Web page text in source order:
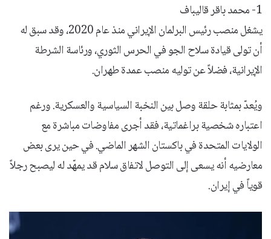
1- محمد باقر قاليباف
يشغل منصب رئيس البرلمان الإيراني منذ عام 2020، وقد سبق له
أن تولى قيادة سلاح الجو في الحرس الثوري، ورئاسة الشرطة
الإيرانية، فضلاً عن توليه منصب عمدة طهران.
ويُعدّ بمثابة حلقة وصل بين النخبة السياسية والعسكرية. ورغم
اعتباره شخصية براغماتية، فقد أجرى مفاوضات مباشرة مع
الولايات المتحدة في باكستان الشهر الماضي. في حين يرى بعض
معارضيه أنه يسعى إلى التوصل لاتفاق سلام قد يمهّد له ليصبح رجلاً
قوياً في إيران.